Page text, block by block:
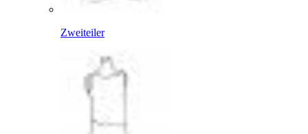
Zweiteiler